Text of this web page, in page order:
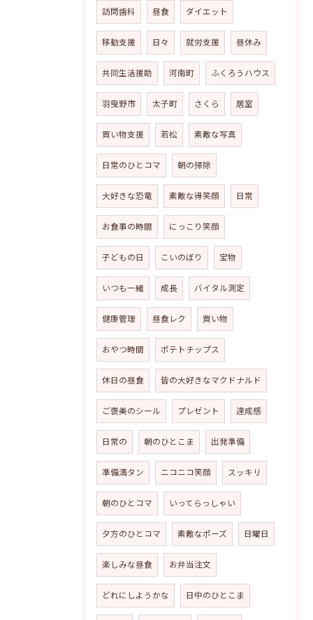
訪問歯科 昼食 ダイエット
移動支援 日々 就労支援 昼休み
共同生活援助 河南町 ふくろうハウス
羽曳野市 太子町 さくら 居室
買い物支援 若松 素敵な写真
日常のひとコマ 朝の掃除
大好きな恐竜 素敵な得笑顔 日常
お食事の時間 にっこり笑顔
子どもの日 こいのぼり 宝物
いつも一緒 成長 バイタル測定
健康管理 昼食レク 買い物
おやつ時間 ポテトチップス
休日の昼食 皆の大好きなマクドナルド
ご褒美のシール プレゼント 達成感
日常の 朝のひとこま 出発準備
準備満タン ニコニコ笑顔 スッキリ
朝のひとコマ いってらっしゃい
夕方のひとコマ 素敵なポーズ 日曜日
楽しみな昼食 お弁当注文
どれにしようかな 日中のひとこま